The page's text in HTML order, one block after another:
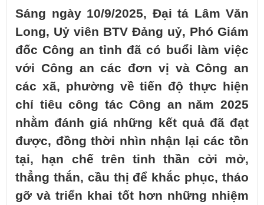
Sáng ngày 10/9/2025, Đại tá Lâm Văn
Long, Uỷ viên BTV Đảng uỷ, Phó Giám
đốc Công an tỉnh đã có buổi làm việc
với Công an các đơn vị và Công an
các xã, phường về tiến độ thực hiện
chỉ tiêu công tác Công an năm 2025
nhằm đánh giá những kết quả đã đạt
được, đồng thời nhìn nhận lại các tồn
tại, hạn chế trên tinh thần cởi mở,
thẳng thắn, cầu thị để khắc phục, tháo
gỡ và triển khai tốt hơn những nhiệm